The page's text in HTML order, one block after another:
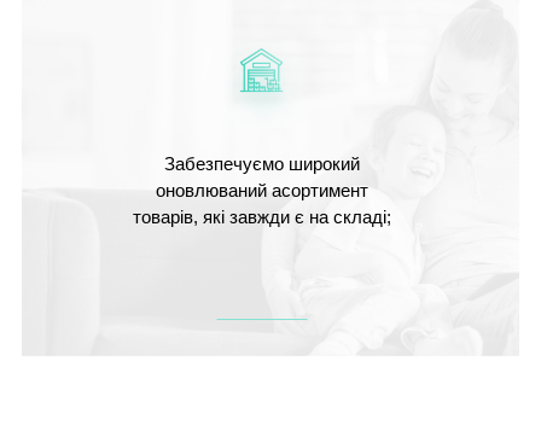
Забезпечуємо широкий
оновлюваний асортимент
товарів, які завжди є на складі;